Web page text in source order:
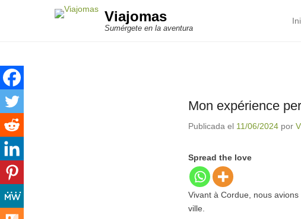
Viajomas
Sumérgete en la aventura
Mon expérience
Publicada el 11/06/2024 por
Spread the love
Vivant à Cordue, nous
ville.